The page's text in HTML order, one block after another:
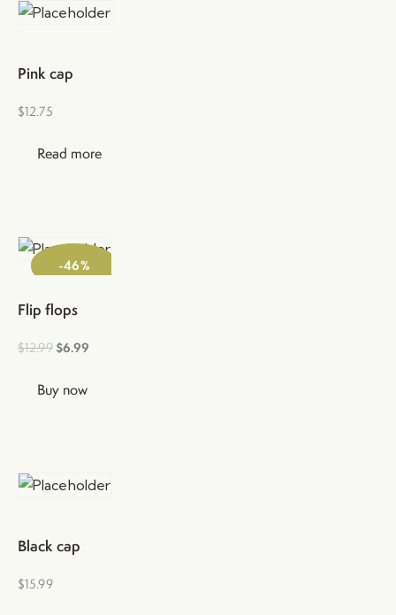
Pink cap
$12.75
Read more
-46%
Flip flops
$12.99 $6.99
Buy now
Black cap
$15.99